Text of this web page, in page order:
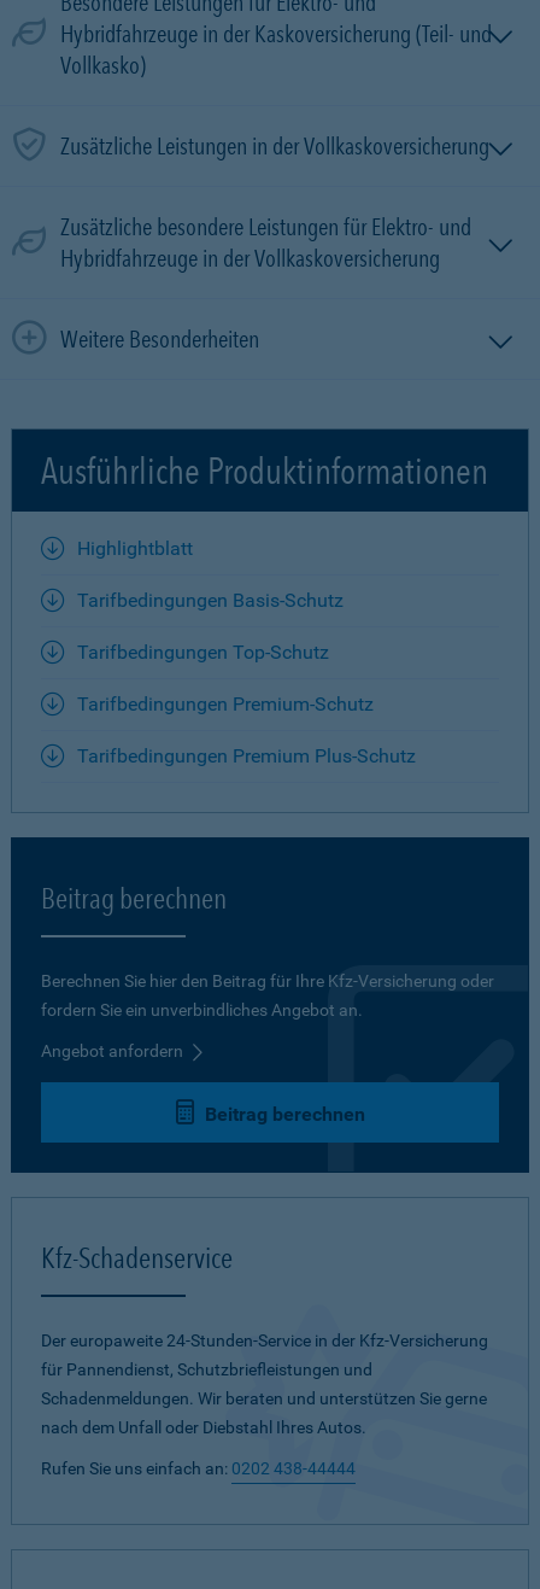
Hybridfahrzeuge in der Kaskoversicherung (Teil- und
Vollkasko)
Zusätzliche Leistungen in der Vollkaskoversicherung
Zusätzliche besondere Leistungen für Elektro- und
Hybridfahrzeuge in der Vollkaskoversicherung
Weitere Besonderheiten
Ausführliche Produktinformationen
Highlightblatt
Tarifbedingungen Basis-Schutz
Tarifbedingungen Top-Schutz
Tarifbedingungen Premium-Schutz
Tarifbedingungen Premium Plus-Schutz
Beitrag berechnen
Berechnen Sie hier den Beitrag für Ihre Kfz-Versicherung oder
fordern Sie ein unverbindliches Angebot an.
Angebot anfordern
Beitrag berechnen
Kfz-Schadenservice
Der europaweite 24-Stunden-Service in der Kfz-Versicherung
für Pannendienst, Schutzbriefleistungen und
Schadenmeldungen. Wir beraten und unterstützen Sie gerne
nach dem Unfall oder Diebstahl Ihres Autos.
Rufen Sie uns einfach an: 0202 438-44444